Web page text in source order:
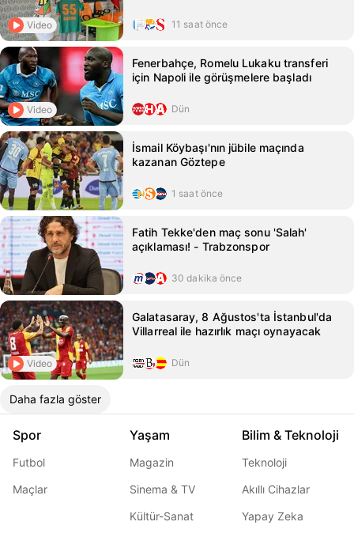
Video 11 saat önce
Video
Fenerbahçe, Romelu Lukaku transferi
için Napoli ile görüşmelere başladı
Dün
İsmail Köybaşı'nın jübile maçında
kazanan Göztepe
1 saat önce
Fatih Tekke'den maç sonu 'Salah'
açıklaması! - Trabzonspor
30 dakika önce
Video
Galatasaray, 8 Ağustos'ta İstanbul'da
Villarreal ile hazırlık maçı oynayacak
Dün
Daha fazla göster
Spor
Futbol
Maçlar
Yaşam
Magazin
Sinema & TV
Kültür-Sanat
Bilim & Teknoloji
Teknoloji
Akıllı Cihazlar
Yapay Zeka